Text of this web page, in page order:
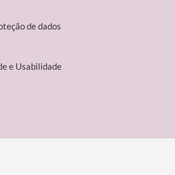
de dados
e Usabilidade